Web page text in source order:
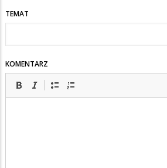
TEMAT
KOMENTARZ